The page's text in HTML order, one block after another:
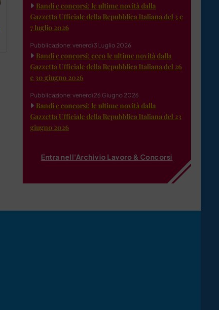
Bandi e concorsi: le ultime novità dalla
Gazzetta Ufficiale della Repubblica Italiana del 3 e
7 luglio 2026
Pubblicazione: venerdì 3 Luglio 2026
Bandi e concorsi: ecco le ultime novità dalla
Gazzetta Ufficiale della Repubblica Italiana del 26
e 30 giugno 2026
Pubblicazione: venerdì 26 Giugno 2026
Bandi e concorsi: le ultime novità dalla
Gazzetta Ufficiale della Repubblica Italiana del 23
giugno 2026
Entra nell'Archivio Lavoro & Concorsi